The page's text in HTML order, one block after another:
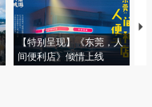
【特别呈现】《东莞，人
间便利店》倾情上线